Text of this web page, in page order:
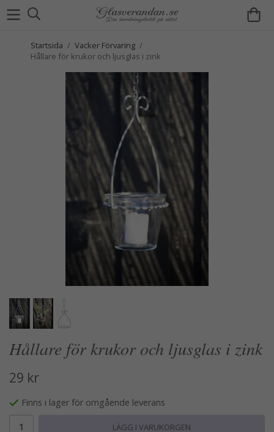
Startsida / Vacker Förvaring /
Hållare för krukor och ljusglas i zink
Hållare för krukor och ljusglas i zink
29 kr
Finns i lager för omgående leverans
LÄGG I VARUKORGEN